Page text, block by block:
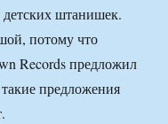
штанишек.
потому что
Records предложил
предложения